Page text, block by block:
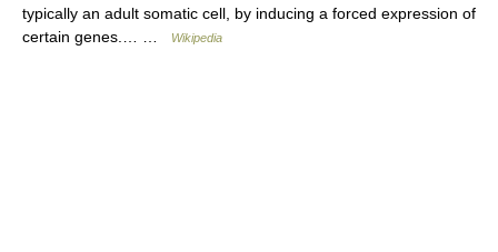
typically an adult somatic cell, by inducing a forced expression of
certain genes.… …
Wikipedia